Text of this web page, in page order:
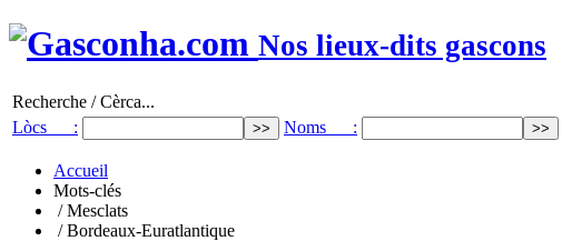
Nos lieux-dits gascons
Recherche / Cèrca...
Lòcs :
Noms :
Accueil
Mots-clés
/ Mesclats
/ Bordeaux-Euratlantique